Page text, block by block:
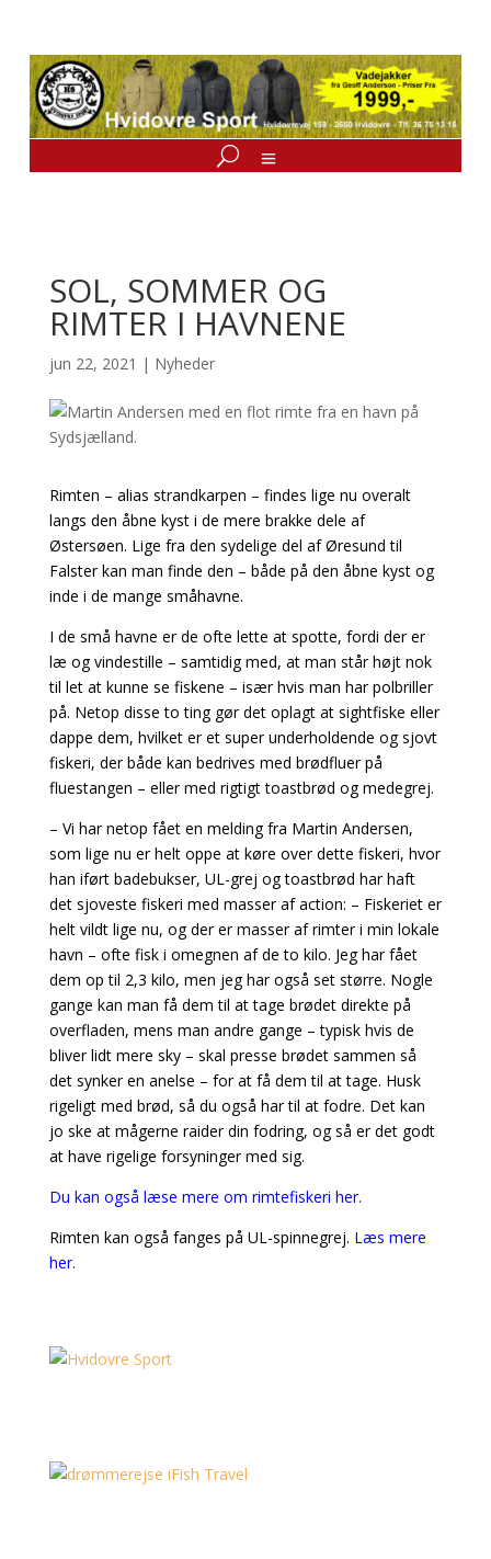
SOL, SOMMER OG
RIMTER I HAVNENE
jun 22, 2021 | Nyheder
Rimten – alias strandkarpen – findes lige nu overalt
langs den åbne kyst i de mere brakke dele af
Østersøen. Lige fra den sydelige del af Øresund til
Falster kan man finde den – både på den åbne kyst og
inde i de mange småhavne.
I de små havne er de ofte lette at spotte, fordi der er
læ og vindestille – samtidig med, at man står højt nok
til let at kunne se fiskene – især hvis man har polbriller
på. Netop disse to ting gør det oplagt at sightfiske eller
dappe dem, hvilket er et super underholdende og sjovt
fiskeri, der både kan bedrives med brødfluer på
fluestangen – eller med rigtigt toastbrød og medegrej.
– Vi har netop fået en melding fra Martin Andersen,
som lige nu er helt oppe at køre over dette fiskeri, hvor
han iført badebukser, UL-grej og toastbrød har haft
det sjoveste fiskeri med masser af action: – Fiskeriet er
helt vildt lige nu, og der er masser af rimter i min lokale
havn – ofte fisk i omegnen af de to kilo. Jeg har fået
dem op til 2,3 kilo, men jeg har også set større. Nogle
gange kan man få dem til at tage brødet direkte på
overfladen, mens man andre gange – typisk hvis de
bliver lidt mere sky – skal presse brødet sammen så
det synker en anelse – for at få dem til at tage. Husk
rigeligt med brød, så du også har til at fodre. Det kan
jo ske at mågerne raider din fodring, og så er det godt
at have rigelige forsyninger med sig.
Du kan også læse mere om rimtefiskeri her.
Rimten kan også fanges på UL-spinnegrej. Læs mere
her.